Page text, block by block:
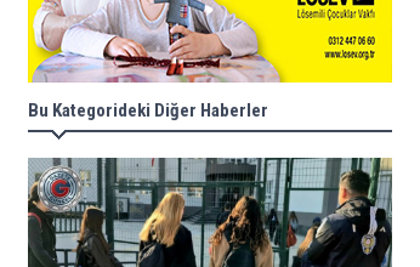
Bu Kategorideki Diğer Haberler